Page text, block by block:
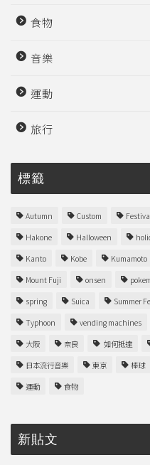
食物
音樂
運動
旅行
標籤
Autumn Custom
Hakone
Halloween
Kanto
Kobe Kumamoto
Mount Fuji
onsen
spring
Suica Summer
Typhoon
vending machines
大阪
奈良 如何抵達
日本流行音樂
東京 棒球
運動
食物
新貼文